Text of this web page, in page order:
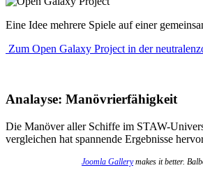
Eine Idee mehrere Spiele auf einer
Zum Open Galaxy Project in der
Analayse: Manövrierfähigkeit
Die Manöver aller Schiffe im STAW-
vergleichen hat spannende Ergebnisse
Joomla Gallerymakes it better.